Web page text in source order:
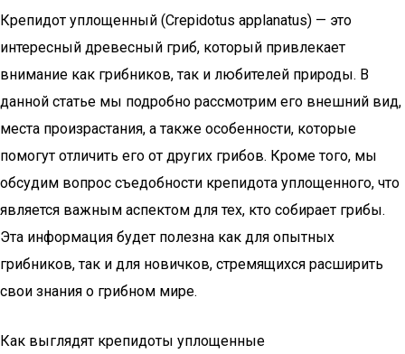
Крепидот уплощенный (Crepidotus applanatus) — это
интересный древесный гриб, который привлекает
внимание как грибников, так и любителей природы. В
данной статье мы подробно рассмотрим его внешний вид,
места произрастания, а также особенности, которые
помогут отличить его от других грибов. Кроме того, мы
обсудим вопрос съедобности крепидота уплощенного, что
является важным аспектом для тех, кто собирает грибы.
Эта информация будет полезна как для опытных
грибников, так и для новичков, стремящихся расширить
свои знания о грибном мире.
Как выглядят крепидоты уплощенные